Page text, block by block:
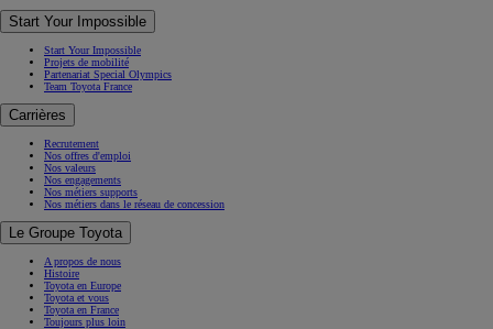
Start Your Impossible
Start Your Impossible
Projets de mobilité
Partenariat Special Olympics
Team Toyota France
Carrières
Recrutement
Nos offres d'emploi
Nos valeurs
Nos engagements
Nos métiers supports
Nos métiers dans le réseau de concession
Le Groupe Toyota
A propos de nous
Histoire
Toyota en Europe
Toyota et vous
Toyota en France
Toujours plus loin